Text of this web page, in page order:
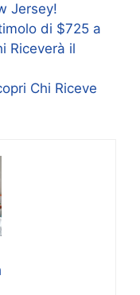
Jersey!
di $725 a
Riceverà il
Chi Riceve